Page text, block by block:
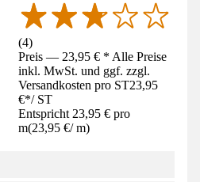
(4)
Preis — 23,95 € * Alle Preise
inkl. MwSt. und ggf. zzgl.
Versandkosten pro ST23,95
€*/ ST
Entspricht 23,95 € pro
m(23,95 €/ m)